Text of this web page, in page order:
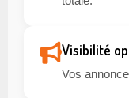
Visibilité
Vos